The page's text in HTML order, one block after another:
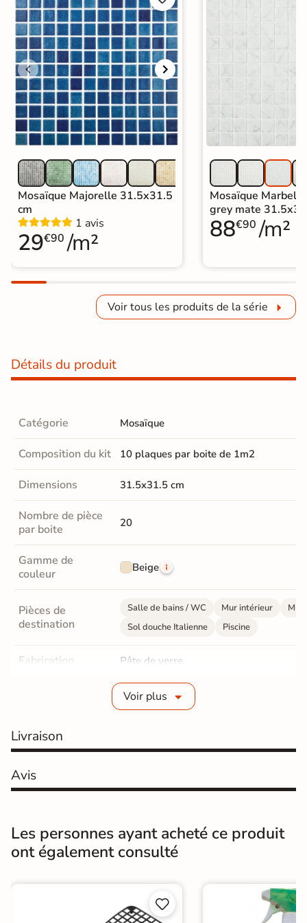
Mosaïque Majorelle 31.5x31.5
cm
1 avis
29€90 /m²
Mosaïque
grey mate
88€90 /m²
Voir tous les produits de la série
Détails du produit
Catégorie Mosaïque
Composition du kit 10 plaques par boite de 1m2
Dimensions 31.5x31.5 cm
Nombre de pièce
par boite
20
Gamme de
couleur
Beige
Pièces de
destination
Salle de bains / WC Mur intérieur
Mur
Sol douche Italienne
Piscine
Fabrication Pâte de verre
3 mm
Dimensions des
mosaïques
Surface Lisse
Résistant au Gel Oui
Voir plus
Livraison
Avis
Les personnes ayant acheté ce produit
ont également consulté

